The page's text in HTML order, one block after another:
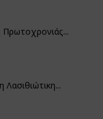
Πρωτοχρονιάς...